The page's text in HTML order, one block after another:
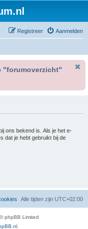
Aanmelden
Registreer
"forumoverzicht"
ons bekend is. Als je het e-
dat je hebt gebruikt bij de
Alle tijden zijn UTC+02:00
phpBB Limited